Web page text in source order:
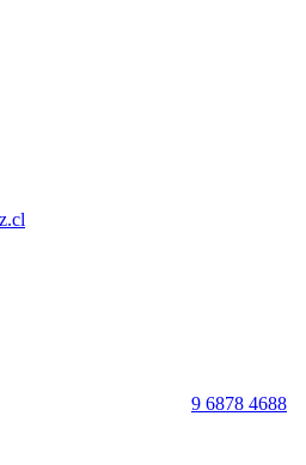
9 6878 4688